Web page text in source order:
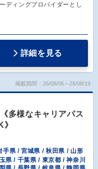
ディングプロバイダーとし
詳細を見る
掲載期間：26/08/06～26/08/19
多様なキャリアパス
手県 / 宮城県 / 秋田県 / 山形
県 / 千葉県 / 東京都 / 神奈川